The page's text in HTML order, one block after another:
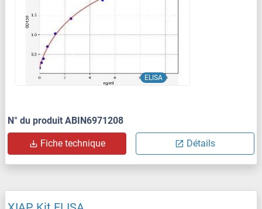
ELISA
N° du produit ABIN6971208
Fiche technique Détails